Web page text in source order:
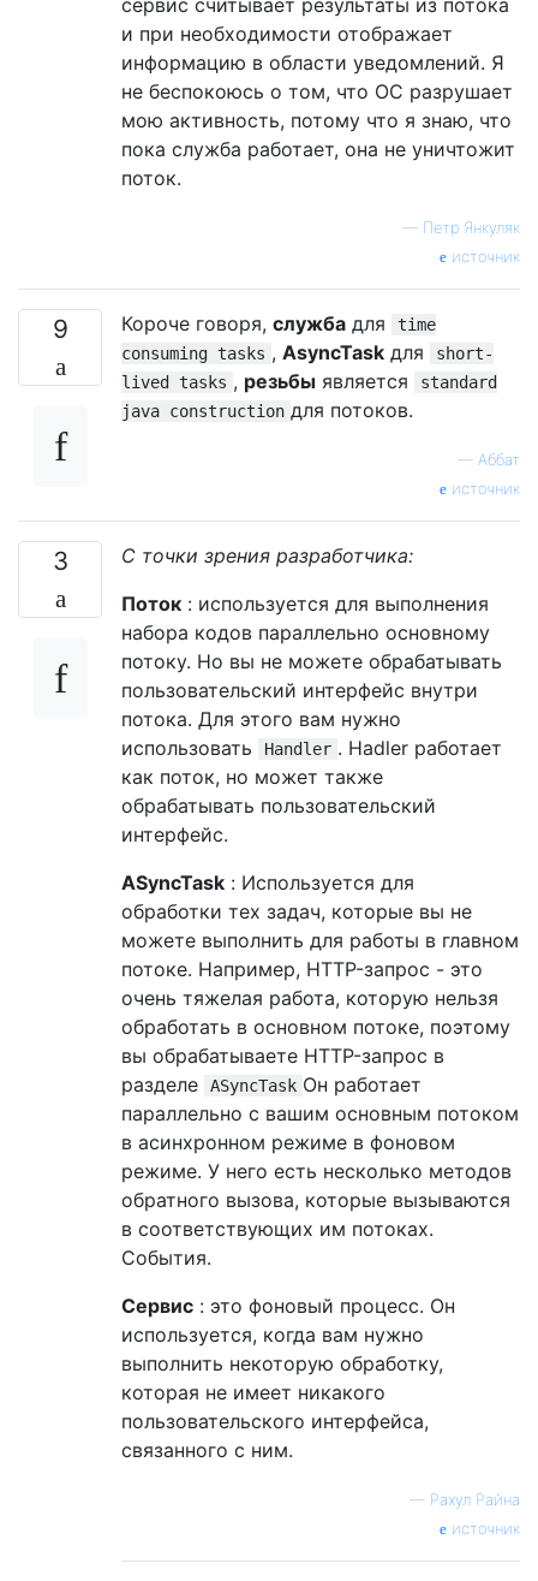
и при необходимости отображает
информацию в области уведомлений. Я
не беспокоюсь о том, что ОС разрушает
мою активность, потому что я знаю, что
пока служба работает, она не уничтожит
поток.
— Петр Янкуляк
источник
9 Короче говоря, служба для
time
consuming tasks , AsyncTask для
short-
lived tasks , резьбы является
standard
java construction для потоков.
— Аббат
источник
3
С точки зрения разработчика:
Поток : используется для выполнения
набора кодов параллельно основному
потоку. Но вы не можете обрабатывать
пользовательский интерфейс внутри
потока. Для этого вам нужно
использовать
Handler . Hadler работает
как поток, но может также
обрабатывать пользовательский
интерфейс.
ASyncTask : Используется для
обработки тех задач, которые вы не
можете выполнить для работы в главном
потоке. Например, HTTP-запрос - это
очень тяжелая работа, которую нельзя
обработать в основном потоке, поэтому
вы обрабатываете HTTP-запрос в
разделе
ASyncTask Он работает
параллельно с вашим основным потоком
в асинхронном режиме в фоновом
режиме. У него есть несколько методов
обратного вызова, которые вызываются
в соответствующих им потоках.
События.
Сервис : это фоновый процесс. Он
используется, когда вам нужно
выполнить некоторую обработку,
которая не имеет никакого
пользовательского интерфейса,
связанного с ним.
— Рахул Райна
источник